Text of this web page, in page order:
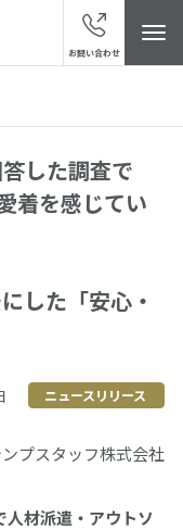
お問い合わせ
した調査で
着を感じてい
した「安心・
ニュースリリース
プスタッフ株式会社
材派遣・アウトソ